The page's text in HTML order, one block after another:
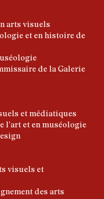
arts visuels
et en histoire de
de la Galerie
et médiatiques
l’art et en muséologie
visuels et
des arts